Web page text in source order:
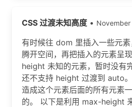
CSS 过渡未知高度 • November
有时候往 dom 里插入一些元
腾开空间，再把插入的元素呈
height 未知的元素，暂时没有
还不支持 height 过渡到 auto
造成这个元素后面的所有元素
的。 以下是利用 max-height